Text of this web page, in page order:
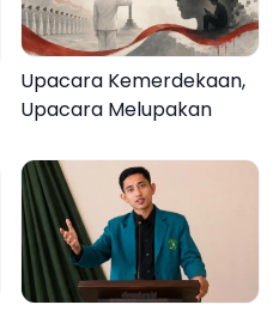
Upacara Kemerdekaan,
Upacara Melupakan